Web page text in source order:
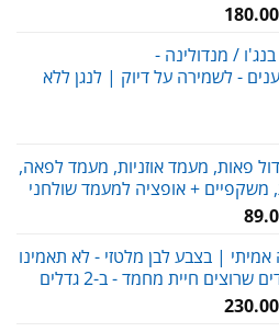
180.00
עד
/ מנדולינה -
- לשמירה על דיוק | לנגן ללא
פאות, מעמד אוזניות, מעמד לפאה,
משקפיים + אופציה למעמד שולחני
טווח
עד
| בצבע לבן מלטזי - לא תאמינו
חיית מחמד - ב-2 גדלים
230.00טווח